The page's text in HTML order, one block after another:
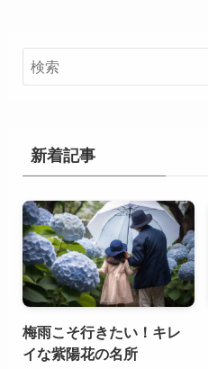
新着記事
梅雨こそ行きたい！キレ
イな紫陽花の名所